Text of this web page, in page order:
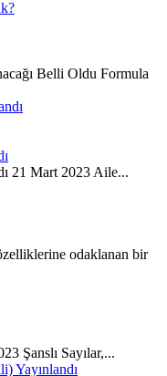
Belli Oldu Formula
21 Mart 2023 Aile...
odaklanan bir
Şanslı Sayılar,...